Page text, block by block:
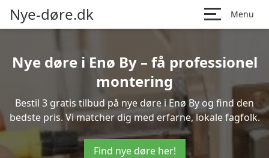
Nye-døre.dk Menu
Nye døre i Enø By – få professionel
montering
Bestil 3 gratis tilbud på nye døre i Enø By og find den
bedste pris. Vi matcher dig med erfarne, lokale fagfolk.
Find nye døre her!